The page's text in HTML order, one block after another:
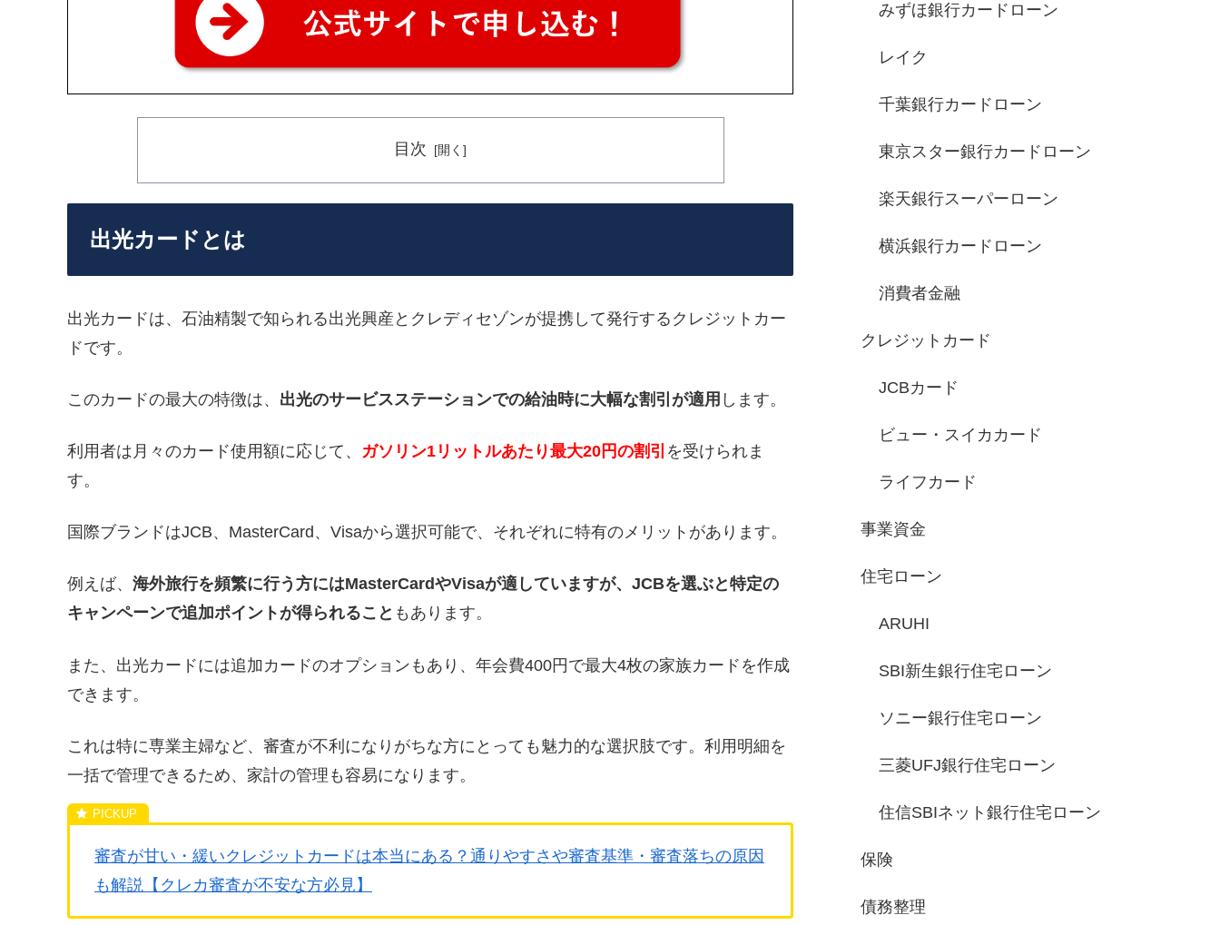
目次
出光カードとは
出光カードは、石油精製で知られる出光興産とクレディセゾンが提携して発行するクレジットカー
ドです。
このカードの最大の特徴は、 出光のサービスステーションでの給油時に大幅な割引が適用 します。
利用者は月々のカード使用額に応じて、 ガソリン1リットルあたり最大20円の割引 を受けられま
す。
国際ブランドはJCB、MasterCard、Visaから選択可能で、それぞれに特有のメリットがあります。
例えば、 海外旅行を頻繁に行う方にはMasterCardやVisaが適していますが、JCBを選ぶと特定の
キャンペーンで追加ポイントが得られること もあります。
また、出光カードには追加カードのオプションもあり、年会費400円で最大4枚の家族カードを作成
できます。
これは特に専業主婦など、審査が不利になりがちな方にとっても魅力的な選択肢です。利用明細を
一括で管理できるため、家計の管理も容易になります。
審査が甘い・緩いクレジットカードは本当にある？通りやすさや審査基準・審査落ちの原因
も解説【クレカ審査が不安な方必見】
みずほ銀行カードローン
レイク
千葉銀行カードローン
東京スター銀行カードローン
楽天銀行スーパーローン
横浜銀行カードローン
消費者金融
クレジットカード
JCBカード
ビュー・スイカカード
ライフカード
事業資金
住宅ローン
ARUHI
SBI新生銀行住宅ローン
ソニー銀行住宅ローン
三菱UFJ銀行住宅ローン
住信SBIネット銀行住宅ローン
保険
債務整理